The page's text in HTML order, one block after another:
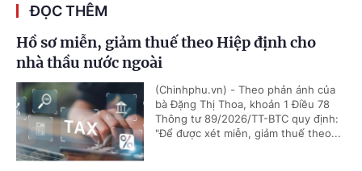
ĐỌC THÊM
Hồ sơ miễn, giảm thuế theo Hiệp định cho
nhà thầu nước ngoài
(Chinhphu.vn) - Theo phản ánh của
bà Đặng Thị Thoa, khoản 1 Điều 78
Thông tư 89/2026/TT-BTC quy định:
"Để được xét miễn, giảm thuế theo...